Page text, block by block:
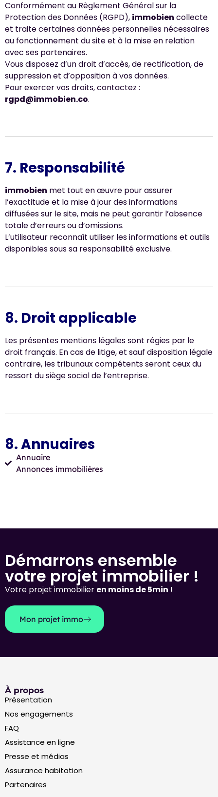
Conformément au Règlement Général sur la
Protection des Données (RGPD), immobien collecte
et traite certaines données personnelles nécessaires
au fonctionnement du site et à la mise en relation
avec ses partenaires.
Vous disposez d’un droit d’accès, de rectification, de
suppression et d’opposition à vos données.
Pour exercer vos droits, contactez :
rgpd@immobien.co.
7. Responsabilité
immobien met tout en œuvre pour assurer
l’exactitude et la mise à jour des informations
diffusées sur le site, mais ne peut garantir l’absence
totale d’erreurs ou d’omissions.
L’utilisateur reconnaît utiliser les informations et outils
disponibles sous sa responsabilité exclusive.
8. Droit applicable
Les présentes mentions légales sont régies par le
droit français. En cas de litige, et sauf disposition légale
contraire, les tribunaux compétents seront ceux du
ressort du siège social de l’entreprise.
8. Annuaires
Annuaire
Annonces immobilières
Démarrons ensemble
votre projet immobilier !
Votre projet immobilier en moins de 5min !
Mon projet immo
À propos
Présentation
Nos engagements
FAQ
Assistance en ligne
Presse et médias
Assurance habitation
Partenaires